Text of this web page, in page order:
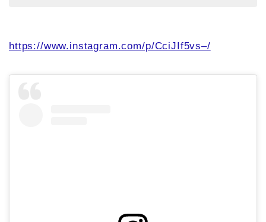
https://www.instagram.com/p/CciJIf5vs–/